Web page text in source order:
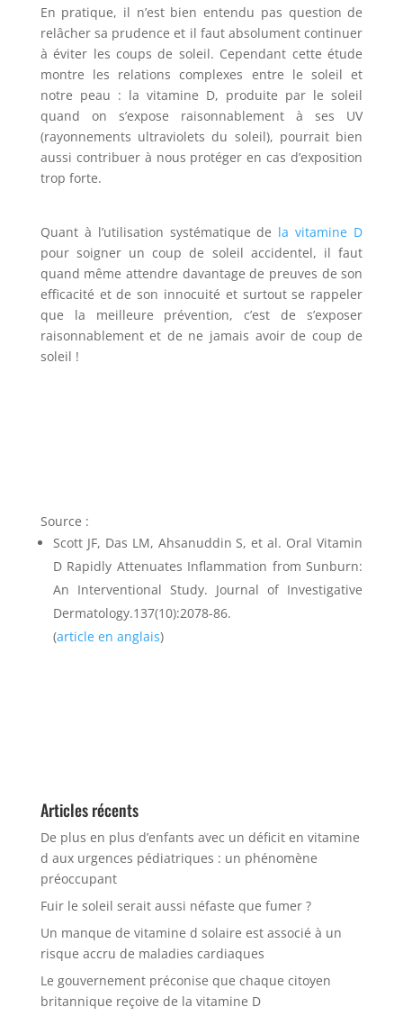
En pratique, il n’est bien entendu pas question de
relâcher sa prudence et il faut absolument continuer
à éviter les coups de soleil. Cependant cette étude
montre les relations complexes entre le soleil et
notre peau : la vitamine D, produite par le soleil
quand on s’expose raisonnablement à ses UV
(rayonnements ultraviolets du soleil), pourrait bien
aussi contribuer à nous protéger en cas d’exposition
trop forte.
Quant à l’utilisation systématique de la vitamine D
pour soigner un coup de soleil accidentel, il faut
quand même attendre davantage de preuves de son
efficacité et de son innocuité et surtout se rappeler
que la meilleure prévention, c’est de s’exposer
raisonnablement et de ne jamais avoir de coup de
soleil !
Source :
Scott JF, Das LM, Ahsanuddin S, et al. Oral Vitamin
D Rapidly Attenuates Inflammation from Sunburn:
An Interventional Study. Journal of Investigative
Dermatology.137(10):2078-86.
(article en anglais)
Articles récents
De plus en plus d’enfants avec un déficit en vitamine
d aux urgences pédiatriques : un phénomène
préoccupant
Fuir le soleil serait aussi néfaste que fumer ?
Un manque de vitamine d solaire est associé à un
risque accru de maladies cardiaques
Le gouvernement préconise que chaque citoyen
britannique reçoive de la vitamine D